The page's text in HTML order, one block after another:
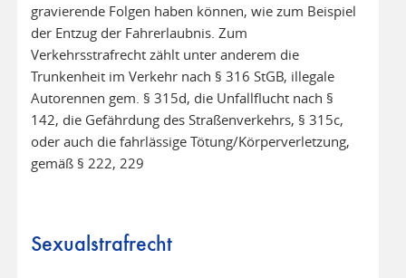
gravierende Folgen haben können, wie zum Beispiel
der Entzug der Fahrerlaubnis. Zum
Verkehrsstrafrecht zählt unter anderem die
Trunkenheit im Verkehr nach § 316 StGB, illegale
Autorennen gem. § 315d, die Unfallflucht nach §
142, die Gefährdung des Straßenverkehrs, § 315c,
oder auch die fahrlässige Tötung/Körperverletzung,
gemäß § 222, 229
Sexualstrafrecht